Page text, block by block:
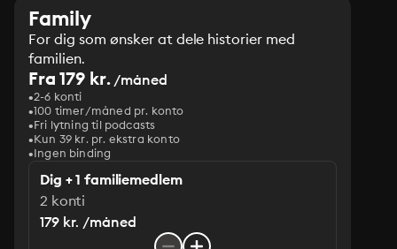
Family
For dig som ønsker at dele historier med
familien.
Fra 179 kr./måned
2-6 konti
100 timer/måned pr. konto
Fri lytning til podcasts
Kun 39 kr. pr. ekstra konto
Ingen binding
Dig + 1 familiemedlem
2 konti
179 kr. /måned